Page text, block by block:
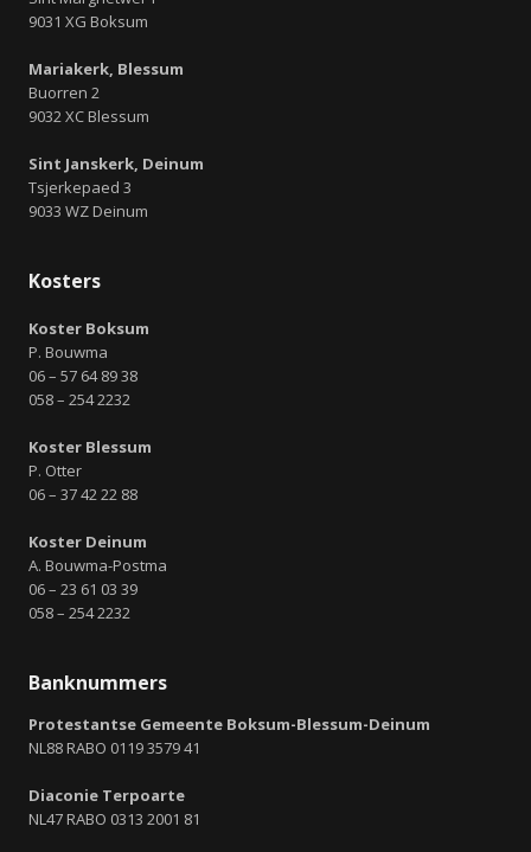
9031 XG Boksum
Mariakerk, Blessum
Buorren 2
9032 XC Blessum
Sint Janskerk, Deinum
Tsjerkepaed 3
9033 WZ Deinum
Kosters
Koster Boksum
P. Bouwma
06 – 57 64 89 38
058 – 254 2232
Koster Blessum
P. Otter
06 – 37 42 22 88
Koster Deinum
A. Bouwma-Postma
06 – 23 61 03 39
058 – 254 2232
Banknummers
Protestantse Gemeente Boksum-Blessum-Deinum
NL88 RABO 0119 3579 41
Diaconie Terpoarte
NL47 RABO 0313 2001 81